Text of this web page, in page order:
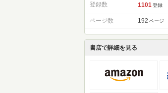
登録数 1101 登録
ページ数 192 ページ
書店で詳細を見る